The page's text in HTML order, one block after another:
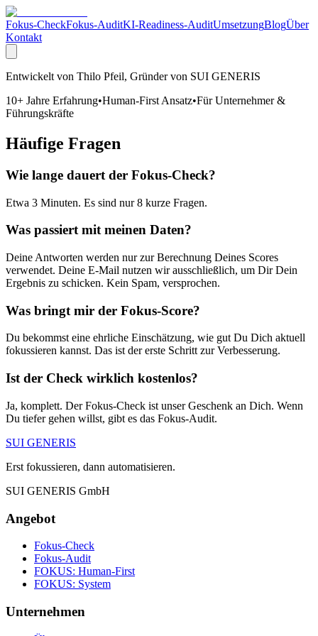
Fokus-CheckFokus-AuditKI-Readiness-AuditUmsetzungBlogÜber
Kontakt
Entwickelt von Thilo Pfeil, Gründer von SUI GENERIS
10+ Jahre Erfahrung•Human-First Ansatz•Für Unternehmer &
Führungskräfte
Häufige Fragen
Wie lange dauert der Fokus-Check?
Etwa 3 Minuten. Es sind nur 8 kurze Fragen.
Was passiert mit meinen Daten?
Deine Antworten werden nur zur Berechnung Deines Scores
verwendet. Deine E-Mail nutzen wir ausschließlich, um Dir Dein
Ergebnis zu schicken. Kein Spam, versprochen.
Was bringt mir der Fokus-Score?
Du bekommst eine ehrliche Einschätzung, wie gut Du Dich aktuell
fokussieren kannst. Das ist der erste Schritt zur Verbesserung.
Ist der Check wirklich kostenlos?
Ja, komplett. Der Fokus-Check ist unser Geschenk an Dich. Wenn
Du tiefer gehen willst, gibt es das Fokus-Audit.
SUI GENERIS
Erst fokussieren, dann automatisieren.
SUI GENERIS GmbH
Angebot
Fokus-Check
Fokus-Audit
FOKUS: Human-First
FOKUS: System
Unternehmen